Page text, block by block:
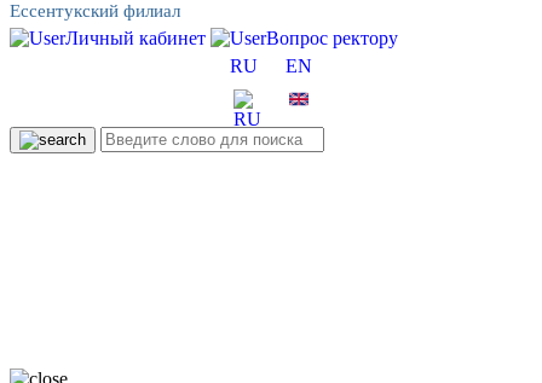
Ессентукский филиал
Личный кабинет
Вопрос ректору
RU
EN